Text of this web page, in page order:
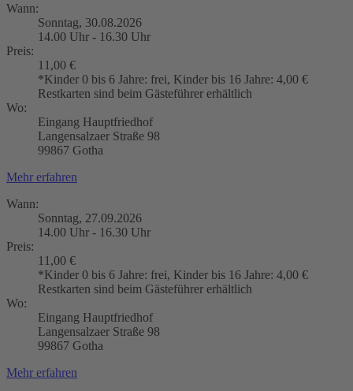
Wann:
Sonntag, 30.08.2026
14.00 Uhr - 16.30 Uhr
Preis:
11,00 €
*Kinder 0 bis 6 Jahre: frei, Kinder bis 16 Jahre: 4,00 €
Restkarten sind beim Gästeführer erhältlich
Wo:
Eingang Hauptfriedhof
Langensalzaer Straße 98
99867 Gotha
Mehr erfahren
Wann:
Sonntag, 27.09.2026
14.00 Uhr - 16.30 Uhr
Preis:
11,00 €
*Kinder 0 bis 6 Jahre: frei, Kinder bis 16 Jahre: 4,00 €
Restkarten sind beim Gästeführer erhältlich
Wo:
Eingang Hauptfriedhof
Langensalzaer Straße 98
99867 Gotha
Mehr erfahren